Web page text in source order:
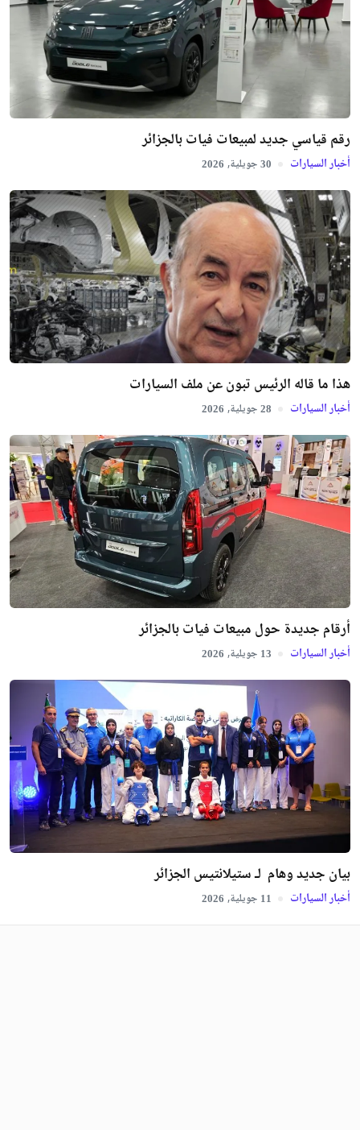
رقم قياسي جديد لمبيعات فيات بالجزائر
أخبار السيارات 30 جويلية, 2026
هذا ما قاله الرئيس تبون عن ملف السيارات
أخبار السيارات 28 جويلية, 2026
أرقام جديدة حول مبيعات فيات بالجزائر
أخبار السيارات 13 جويلية, 2026
بيان جديد وهام لـ ستيلانتيس الجزائر
أخبار السيارات 11 جويلية, 2026